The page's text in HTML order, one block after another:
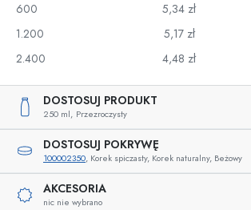
600
5,34 zł
1.200
5,17 zł
2.400
4,48 zł
DOSTOSUJ PRODUKT
250 ml, Przezroczysty
DOSTOSUJ POKRYWĘ
100002350, Korek spiczasty, Korek naturalny, Beżowy
AKCESORIA
nic nie wybrano